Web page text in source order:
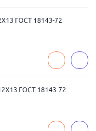
ГОСТ 18143-72
ГОСТ 18143-72